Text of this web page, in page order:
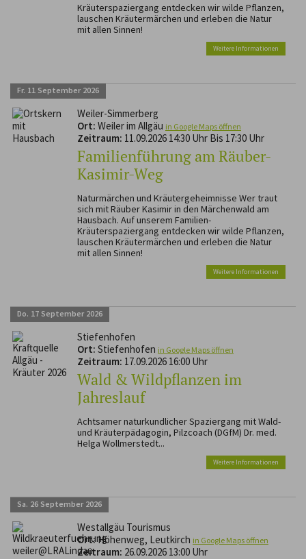
Kräuterspaziergang entdecken wir wilde Pflanzen,
lauschen Kräutermärchen und erleben die Natur
mit allen Sinnen!
Weitere Informationen
Fr. 11 September 2026
Weiler-Simmerberg
Ort: Weiler im Allgäu in Google Maps öffnen
Zeitraum: 11.09.2026 14:30 Uhr Bis 17:30 Uhr
Familienführung am Räuber-
Kasimir-Weg
Naturmärchen und Kräutergeheimnisse Wer traut
sich mit Räuber Kasimir in den Märchenwald am
Hausbach. Auf unserem Familien-
Kräuterspaziergang entdecken wir wilde Pflanzen,
lauschen Kräutermärchen und erleben die Natur
mit allen Sinnen!
Weitere Informationen
Do. 17 September 2026
Stiefenhofen
Ort: Stiefenhofen in Google Maps öffnen
Zeitraum: 17.09.2026 16:00 Uhr
Wald & Wildpflanzen im
Jahreslauf
Achtsamer naturkundlicher Spaziergang mit Wald-
und Kräuterpädagogin, Pilzcoach (DGfM) Dr. med.
Helga Wollmerstedt...
Weitere Informationen
Sa. 26 September 2026
Westallgäu Tourismus
Ort:Höhenweg, Leutkirch in Google Maps öffnen
Zeitraum: 26.09.2026 13:00 Uhr